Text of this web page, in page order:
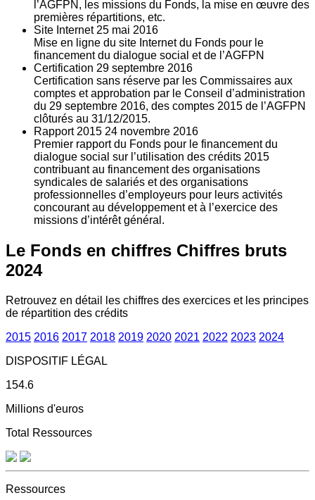
l’AGFPN, les missions du Fonds, la mise en œuvre des
premières répartitions, etc.
Site Internet 25 mai 2016
Mise en ligne du site Internet du Fonds pour le
financement du dialogue social et de l’AGFPN
Certification 29 septembre 2016
Certification sans réserve par les Commissaires aux
comptes et approbation par le Conseil d’administration
du 29 septembre 2016, des comptes 2015 de l’AGFPN
clôturés au 31/12/2015.
Rapport 2015 24 novembre 2016
Premier rapport du Fonds pour le financement du
dialogue social sur l’utilisation des crédits 2015
contribuant au financement des organisations
syndicales de salariés et des organisations
professionnelles d’employeurs pour leurs activités
concourant au développement et à l’exercice des
missions d’intérêt général.
Le Fonds en chiffres Chiffres bruts
2024
Retrouvez en détail les chiffres des exercices et les principes
de répartition des crédits
2015 2016 2017 2018 2019 2020 2021 2022 2023 2024
DISPOSITIF LÉGAL
154.6
Millions d'euros
Total Ressources
Ressources